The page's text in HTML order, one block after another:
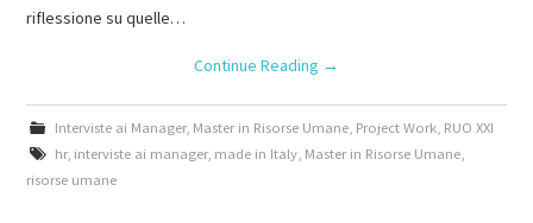
riflessione su quelle…
Continue Reading →
Interviste ai Manager, Master in Risorse Umane, Project Work, RUO XXI
hr, interviste ai manager, made in Italy, Master in Risorse Umane,
risorse umane